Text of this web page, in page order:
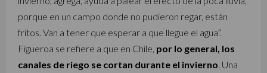
porque en un campo donde no pudieron regar, están
fritos. Van a tener que esperar a que llegue el agua”.
Figueroa se refiere a que en Chile, por lo general, los
canales de riego se cortan durante el invierno . Una